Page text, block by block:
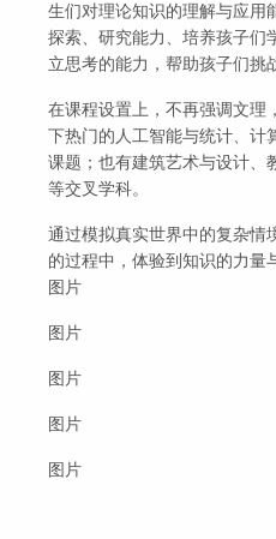
生们对理论知识的理解与应用
探索、研究能力、培养孩子们
立思考的能力，帮助孩子们挑
在课程设置上，不再强调文理
下热门的人工智能与统计、计
课题；也有建筑艺术与设计、
等交叉学科。
通过模拟真实世界中的复杂情
的过程中，体验到知识的力量
图片
图片
图片
图片
图片